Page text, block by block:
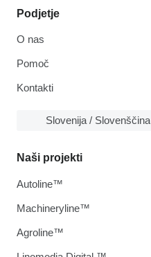
Podjetje
O nas
Pomoč
Kontakti
Slovenija / Slovenščina
Naši projekti
Autoline™
Machineryline™
Agroline™